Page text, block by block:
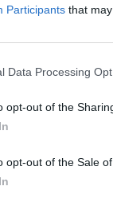
Participants that
Data Processing
opt-out of the
opt-out of the Sale